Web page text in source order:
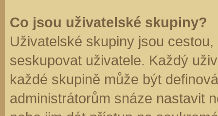
Co jsou uživatelské skupiny?
Uživatelské skupiny jsou
seskupovat uživatele. Každý
každé skupině může být
administrátorům snáze nastavit